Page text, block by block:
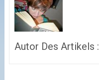
Autor Des Artikels :